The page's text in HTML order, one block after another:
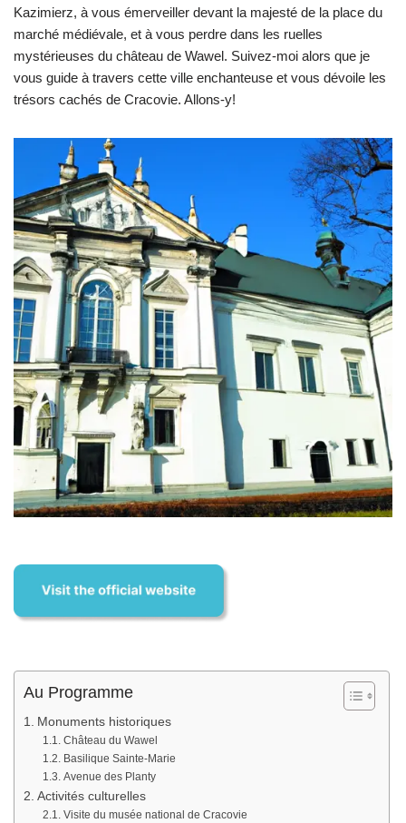
Kazimierz, à vous émerveiller devant la majesté de la place du
marché médiévale, et à vous perdre dans les ruelles
mystérieuses du château de Wawel. Suivez-moi alors que je
vous guide à travers cette ville enchanteuse et vous dévoile les
trésors cachés de Cracovie. Allons-y!
Au Programme
Monuments historiques
Château du Wawel
Basilique Sainte-Marie
Avenue des Planty
Activités culturelles
Visite du musée national de Cracovie